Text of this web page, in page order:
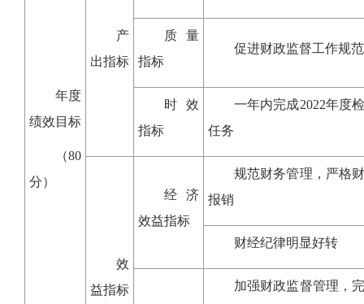
年度
绩效目标
（80
分）
产
出指标
质量
指标
促进财政监督工作规
时效
指标
一年内完成2022年度
任务
效
益指标
经济
效益指标
规范财务管理，严格
报销
财经纪律明显好转
加强财政监督管理，